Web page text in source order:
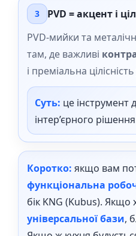
3
PVD = акцент і
PVD-мийки та
там, де важливі
і преміальна
Суть: це інструмент
інтер’єрного
Коротко: якщо вам
функціональна
бік KNG (Kubus). Якщо
універсальної бази,